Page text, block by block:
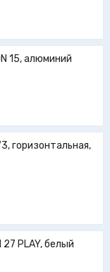
15, алюминий
горизонтальная,
27 PLAY, белый